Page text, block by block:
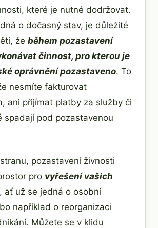
které je nutné dodržovat.
o dočasný stav, je důležité
že během pozastavení
činnost, pro kterou je
oprávnění pozastaveno. To
nesmíte fakturovat
ani přijímat platby za služby či
spadají pod pozastavenou
pozastavení živnosti
pro vyřešení vašich
, ať už se jedná o osobní
například o reorganizaci
Můžete se v klidu